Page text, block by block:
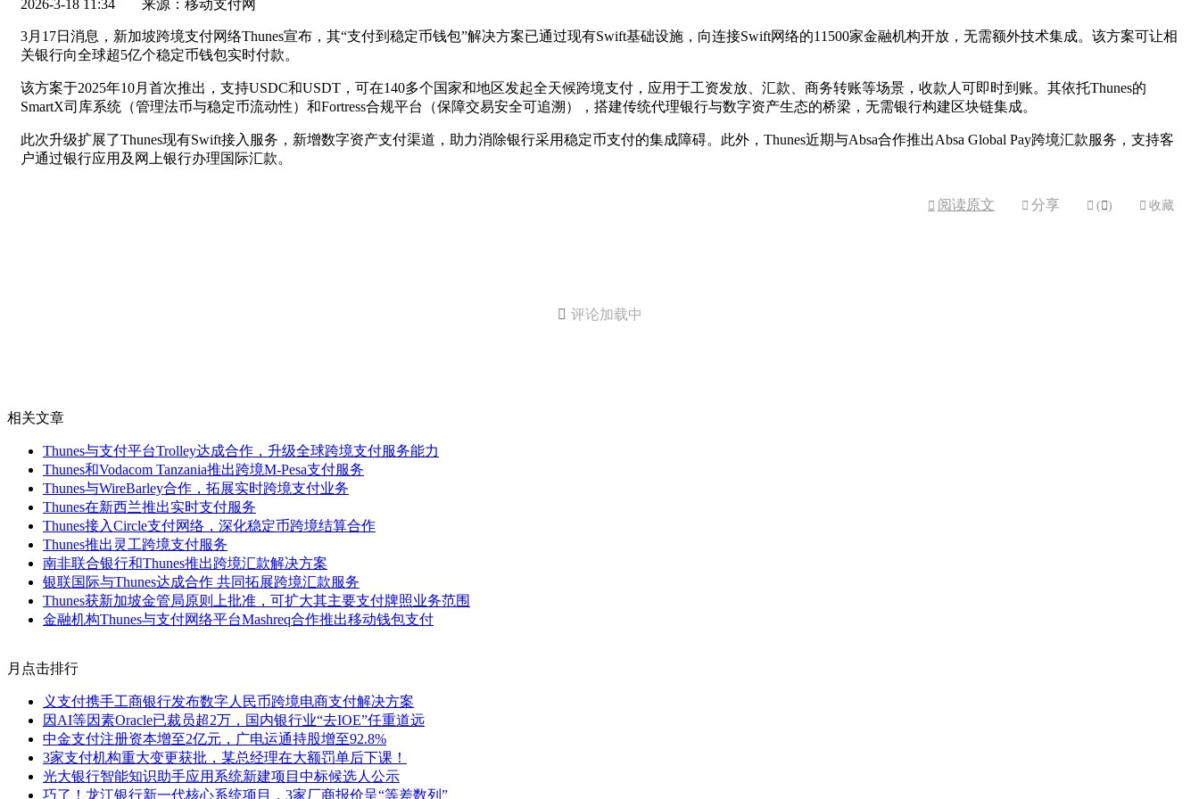
2026-3-18 11:34 来源：移动支付网
3月17日消息，新加坡跨境支付网络Thunes宣布，其“支付到稳定币钱包”解决方案已通过现有Swift基础设施，向连接Swift网络的11500家金融机构开放，无需额外技术集成。该方案可让相
关银行向全球超5亿个稳定币钱包实时付款。
该方案于2025年10月首次推出，支持USDC和USDT，可在140多个国家和地区发起全天候跨境支付，应用于工资发放、汇款、商务转账等场景，收款人可即时到账。其依托Thunes的
SmartX司库系统（管理法币与稳定币流动性）和Fortress合规平台（保障交易安全可追溯），搭建传统代理银行与数字资产生态的桥梁，无需银行构建区块链集成。
此次升级扩展了Thunes现有Swift接入服务，新增数字资产支付渠道，助力消除银行采用稳定币支付的集成障碍。此外，Thunes近期与Absa合作推出Absa Global Pay跨境汇款服务，支持客
户通过银行应用及网上银行办理国际汇款。
 阅读原文  分享  ( )  收藏
 评论加载中
相关文章
Thunes与支付平台Trolley达成合作，升级全球跨境支付服务能力
Thunes和Vodacom Tanzania推出跨境M-Pesa支付服务
Thunes与WireBarley合作，拓展实时跨境支付业务
Thunes在新西兰推出实时支付服务
Thunes接入Circle支付网络，深化稳定币跨境结算合作
Thunes推出灵工跨境支付服务
南非联合银行和Thunes推出跨境汇款解决方案
银联国际与Thunes达成合作 共同拓展跨境汇款服务
Thunes获新加坡金管局原则上批准，可扩大其主要支付牌照业务范围
金融机构Thunes与支付网络平台Mashreq合作推出移动钱包支付
月点击排行
义支付携手工商银行发布数字人民币跨境电商支付解决方案
因AI等因素Oracle已裁员超2万，国内银行业“去IOE”任重道远
中金支付注册资本增至2亿元，广电运通持股增至92.8%
3家支付机构重大变更获批，某总经理在大额罚单后下课！
光大银行智能知识助手应用系统新建项目中标候选人公示
巧了！龙江银行新一代核心系统项目，3家厂商报价呈“等差数列”